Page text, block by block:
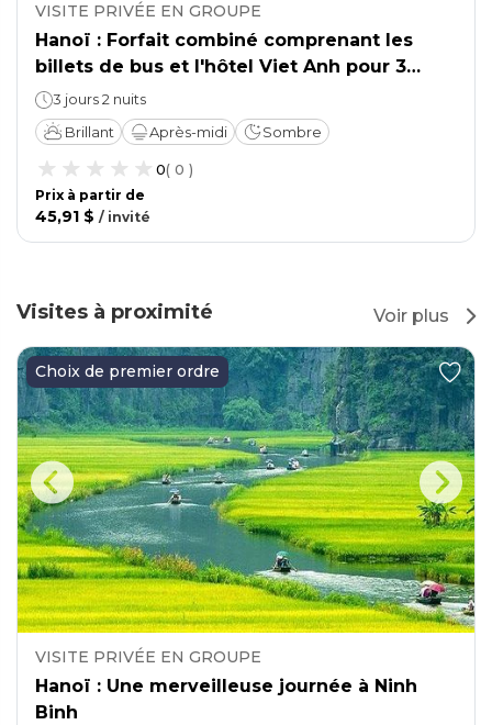
VISITE PRIVÉE EN GROUPE
Hanoï : Forfait combiné comprenant les
billets de bus et l'hôtel Viet Anh pour 3
jours et 2 nuits.
3 jours 2 nuits
Brillant
Après-midi Sombre
0( 0 )
Prix ​​à partir de
45,91 $ / invité
Visites à proximité Voir plus
Choix de premier ordre
VISITE PRIVÉE EN GROUPE
Hanoï : Une merveilleuse journée à Ninh
Binh